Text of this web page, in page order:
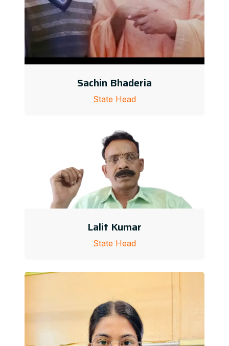
Sachin Bhaderia
State Head
Lalit Kumar
State Head